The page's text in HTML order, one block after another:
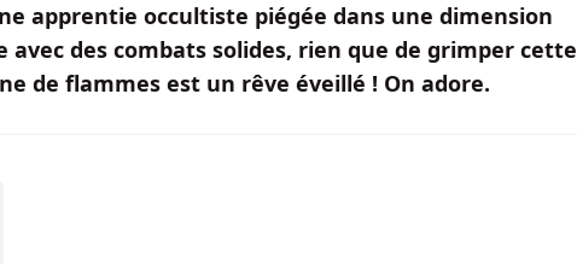
apprentie occultiste piégée dans une dimension
avec des combats solides, rien que de grimper cette
de flammes est un rêve éveillé ! On adore.